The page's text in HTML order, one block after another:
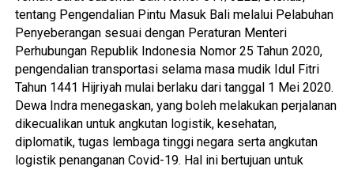
tentang Pengendalian Pintu Masuk Bali melalui Pelabuhan
Penyeberangan sesuai dengan Peraturan Menteri
Perhubungan Republik Indonesia Nomor 25 Tahun 2020,
pengendalian transportasi selama masa mudik Idul Fitri
Tahun 1441 Hijriyah mulai berlaku dari tanggal 1 Mei 2020.
Dewa Indra menegaskan, yang boleh melakukan perjalanan
dikecualikan untuk angkutan logistik, kesehatan,
diplomatik, tugas lembaga tinggi negara serta angkutan
logistik penanganan Covid-19. Hal ini bertujuan untuk